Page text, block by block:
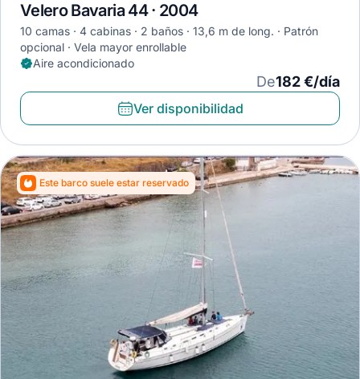
Velero Bavaria 44 · 2004
10 camas 4 cabinas 2 baños 13,6 m de long.
Patrón
opcional
Vela mayor enrollable
Aire acondicionado
De182 €/día
Ver disponibilidad
Este barco suele estar reservado